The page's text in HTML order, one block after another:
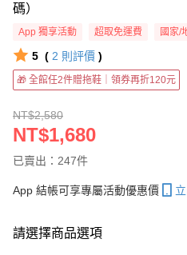
碼）
App 獨享活動 超取免運費 國家/
5 ( 2 則評價 )
🎁 全館任2件贈拖鞋｜領券再折120元
NT$2,580
NT$1,680
已賣出：247件
App 結帳可享專屬活動優惠價
請選擇商品選項